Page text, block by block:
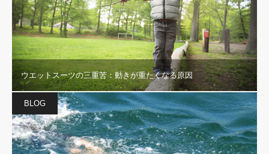
ウエットスーツの三重苦：動きが重たくなる原因
BLOG